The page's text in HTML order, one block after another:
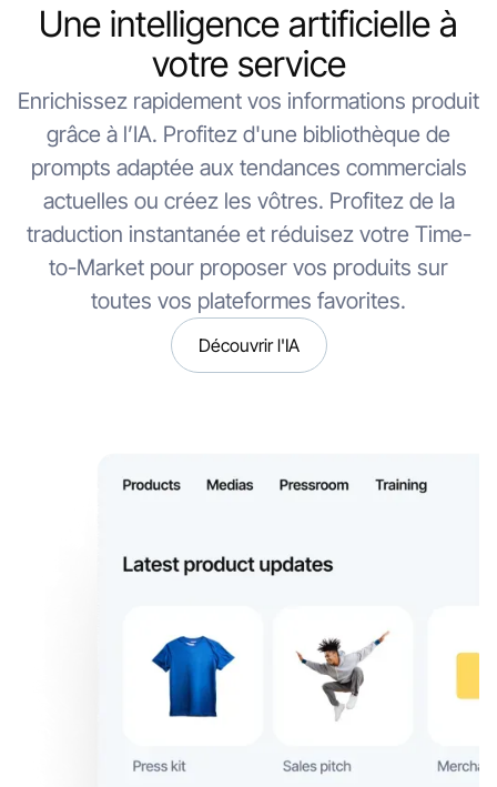
Une intelligence artificielle à
votre service
Enrichissez rapidement vos informations produit
grâce à l’IA. Profitez d'une bibliothèque de
prompts adaptée aux tendances commercials
actuelles ou créez les vôtres. Profitez de la
traduction instantanée et réduisez votre Time-
to-Market pour proposer vos produits sur
toutes vos plateformes favorites.
Découvrir l'IA